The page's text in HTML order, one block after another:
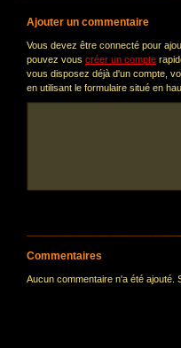
Ajouter un commentaire
Vous devez être connecté pour
pouvez vous créer un compte
vous disposez déjà d'un compte,
en utilisant le formulaire situé en
Commentaires
Aucun commentaire n'a été ajouté.